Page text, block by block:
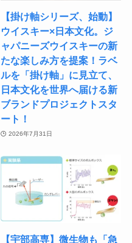
【掛け軸シリーズ、始動】
ウイスキー×日本文化。ジ
ャパニーズウイスキーの新
たな楽しみ方を提案！ラベ
ルを「掛け軸」に見立て、
日本文化を世界へ届ける新
ブランドプロジェクトスタ
ート！
2026年7月31日
【宇部高専】微生物も「急